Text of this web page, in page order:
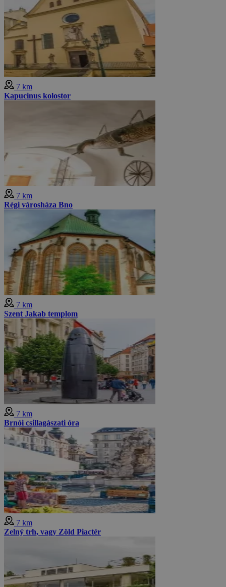
7 km
Kapucinus kolostor
7 km
Régi városháza Bno
7 km
Szent Jakab templom
7 km
Brnói csillagászati óra
7 km
Zelný trh, vagy Zöld Piactér